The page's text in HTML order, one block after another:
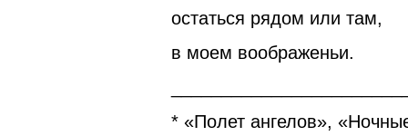
остаться рядом или там,
в моем воображеньи.
* «Полет ангелов»,